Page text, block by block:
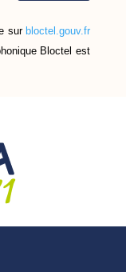
surbloctel.gouv.fr
Bloctel est